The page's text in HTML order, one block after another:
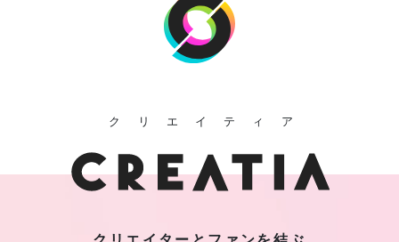
クリエイティア